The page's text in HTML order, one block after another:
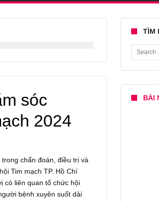
sóc
2024
chẩn đoán, điều trị và
Tim mạch TP. Hồ Chí
có liên quan tổ chức hội
bệnh xuyên suốt dải
TÌM
Search for:
BÀI